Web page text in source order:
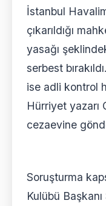
İstanbul
çıkarıldığı
yasağı
serbest
ise adli kontrol
Hürriyet yazarı
cezaevine
Soruşturma
Kulübü